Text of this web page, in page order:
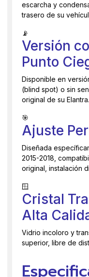
escarcha y
trasero de su
📡
Versión
Punto
Disponible en
(blind spot) o sin
original de su Elantra.
🎯
Ajuste
Diseñada
2015-2018,
original, instalación
🪟
Cristal
Alta
Vidrio incoloro y
superior, libre de